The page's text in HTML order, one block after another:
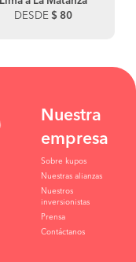
DESDE $ 80
Nuestra
empresa
Sobre kupos
Nuestras alianzas
Nuestros
inversionistas
Prensa
Contáctanos